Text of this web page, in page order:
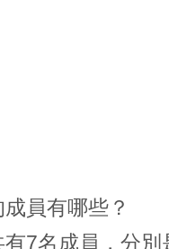
員有哪些？
7名成員，分別